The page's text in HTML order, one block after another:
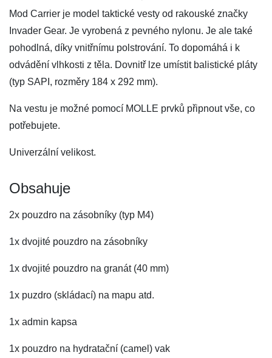
Mod Carrier je model taktické vesty od rakouské značky
Invader Gear. Je vyrobená z pevného nylonu. Je ale také
pohodlná, díky vnitřnímu polstrování. To dopomáhá i k
odvádění vlhkosti z těla. Dovnitř lze umístit balistické pláty
(typ SAPI, rozměry 184 x 292 mm).
Na vestu je možné pomocí MOLLE prvků připnout vše, co
potřebujete.
Univerzální velikost.
Obsahuje
2x pouzdro na zásobníky (typ M4)
1x dvojité pouzdro na zásobníky
1x dvojité pouzdro na granát (40 mm)
1x puzdro (skládací) na mapu atd.
1x admin kapsa
1x pouzdro na hydratační (camel) vak